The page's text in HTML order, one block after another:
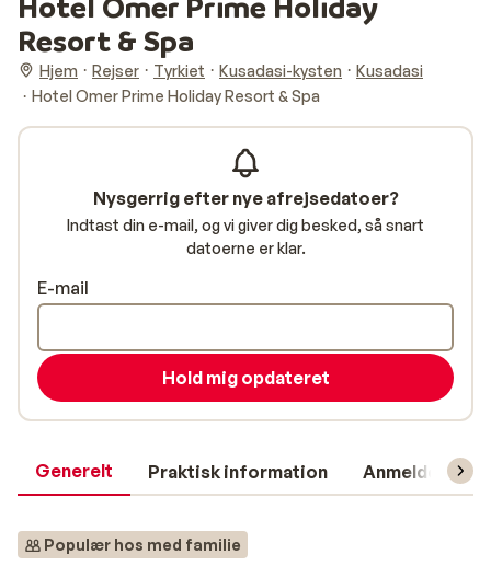
Resort & Spa
Hjem Rejser Tyrkiet Kusadasi-kysten
Kusadasi
Hotel Omer Prime Holiday Resort & Spa
Generelt Praktisk information Anmeldelser
Populær hos med familie
Nysgerrig efter nye afrejsedatoer?
Indtast din e-mail, og vi giver dig besked, så snart
datoerne er klar.
E-mail
Hold mig opdateret